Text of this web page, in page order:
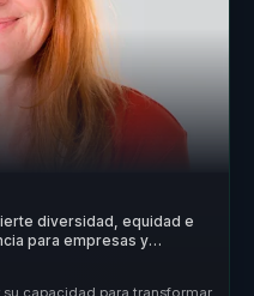
diversidad, equidad e
para empresas y